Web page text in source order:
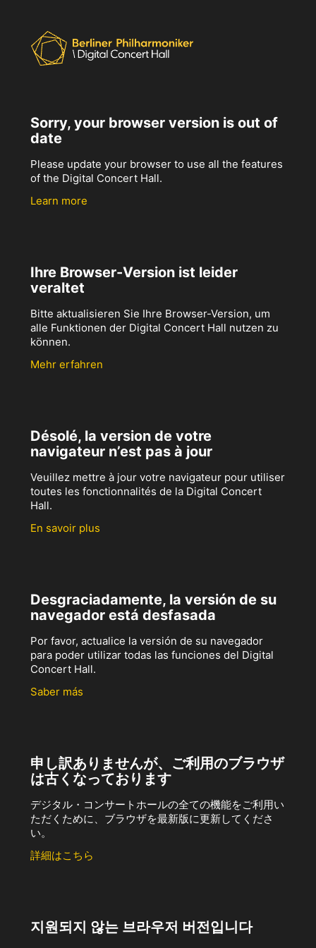
Sorry, your browser version is out of
date
Please update your browser to use all the features
of the Digital Concert Hall.
Learn more
Ihre Browser-Version ist leider
veraltet
Bitte aktualisieren Sie Ihre Browser-Version, um
alle Funktionen der Digital Concert Hall nutzen zu
können.
Mehr erfahren
Désolé, la version de votre
navigateur n’est pas à jour
Veuillez mettre à jour votre navigateur pour utiliser
toutes les fonctionnalités de la Digital Concert
Hall.
En savoir plus
Desgraciadamente, la versión de su
navegador está desfasada
Por favor, actualice la versión de su navegador
para poder utilizar todas las funciones del Digital
Concert Hall.
Saber más
申し訳ありませんが、ご利用のブラウザ
は古くなっております
デジタル・コンサートホールの全ての機能をご利用い
ただくために、ブラウザを最新版に更新してくださ
い。
詳細はこちら
지원되지 않는 브라우저 버전입니다